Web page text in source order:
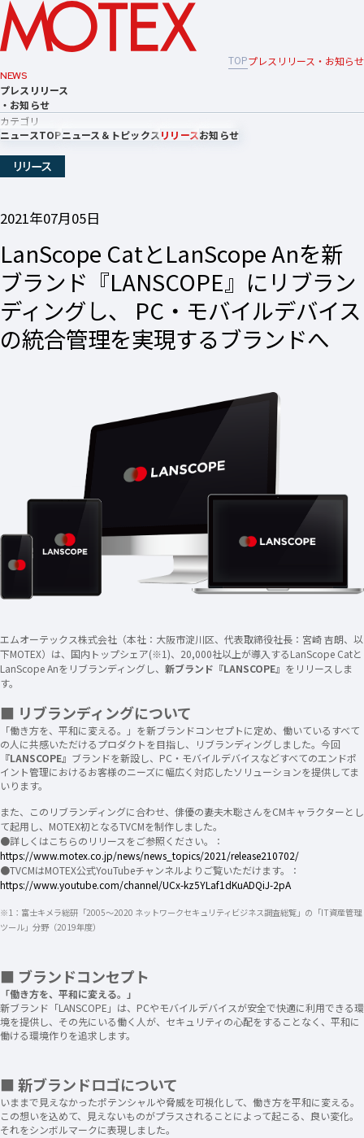
TOPプレスリリース・お知らせ
NEWS
プレスリリース
・お知らせ
カテゴリ
ニュースTOPニュース＆トピックスリリースお知らせ
リリース
2021年07月05日
LanScope CatとLanScope Anを新
ブランド『LANSCOPE』にリブラン
ディングし、 PC・モバイルデバイス
の統合管理を実現するブランドへ
エムオーテックス株式会社（本社：大阪市淀川区、代表取締役社長：宮崎 吉朗、以
下MOTEX）は、国内トップシェア(※1)、20,000社以上が導入するLanScope Catと
LanScope Anをリブランディングし、 新ブランド『LANSCOPE』 をリリースしま
す。
■ リブランディングについて
「働き方を、平和に変える。」を新ブランドコンセプトに定め、働いているすべて
の人に共感いただけるプロダクトを目指し、リブランディングしました。今回
『LANSCOPE』 ブランドを新設し、​PC・モバイルデバイスなどすべてのエンドポ
イント管理におけるお客様のニーズに幅広く対応したソリューションを提供してま
いります。
また、このリブランディングに合わせ、俳優の妻夫木聡さんをCMキャラクターとし
て起用し、MOTEX初となるTVCMを制作しました。
●詳しくはこちらのリリースをご参照ください。：
https://www.motex.co.jp/news/news_topics/2021/release210702/
●TVCMはMOTEX公式YouTubeチャンネルよりご覧いただけます。：
https://www.youtube.com/channel/UCx-kz5YLaf1dKuADQiJ-2pA
※1：富士キメラ総研「2005～2020 ネットワークセキュリティビジネス調査総覧」の「IT資産管理
ツール」分野（2019年度）
■ ブランドコンセプト
「働き方を、平和に変える。」
新ブランド「LANSCOPE」は、PCやモバイルデバイスが安全で快適に利用できる環
境を提供し、その先にいる働く人が、セキュリティの心配をすることなく、平和に
働ける環境作りを追求します。
■ 新ブランドロゴについて
いままで見えなかったポテンシャルや脅威を可視化して、働き方を平和に変える。
この想いを込めて、見えないものがプラスされることによって起こる、良い変化。
それをシンボルマークに表現しました。